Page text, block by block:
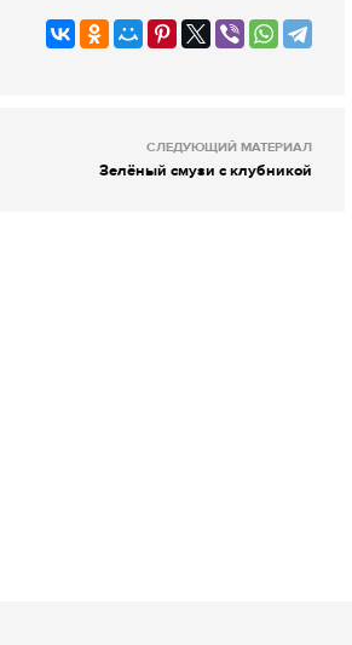
СЛЕДУЮЩИЙ МАТЕРИАЛ
Зелёный смузи с клубникой